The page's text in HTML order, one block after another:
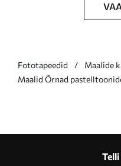
Fototapeedid Maalide
Maalid Õrnad